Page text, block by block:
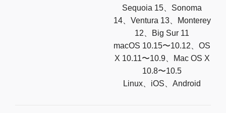
Sequoia 15、Sonoma
14、Ventura 13、Monterey
12、Big Sur 11
macOS 10.15〜10.12、OS
X 10.11〜10.9、Mac OS X
10.8〜10.5
Linux、iOS、Android